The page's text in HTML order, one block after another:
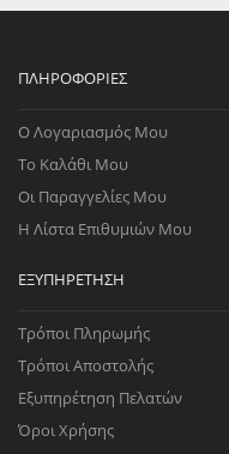
ΠΛΗΡΟΦΟΡΊΕΣ
Ο Λογαριασμός Μου
Το Καλάθι Μου
Οι Παραγγελίες Μου
Η Λίστα Επιθυμιών Μου
ΕΞΥΠΗΡΈΤΗΣΗ
Τρόποι Πληρωμής
Τρόποι Αποστολής
Εξυπηρέτηση Πελατών
Όροι Χρήσης